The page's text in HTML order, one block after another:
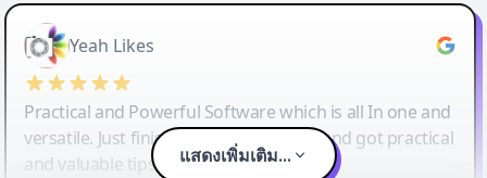
Yeah Likes
Practical and Powerful Software which is all In one and
versatile. Just finished their workshop and got practical
and valuable tips and tricks.
แสดงเพิ่มเติม...